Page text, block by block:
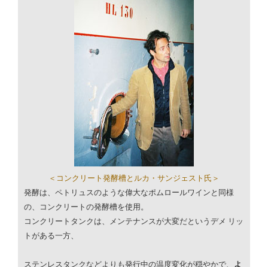
＜コンクリート発酵槽とルカ・サンジェスト氏＞
発酵は、ペトリュスのような偉大なポムロールワインと同様
の、コンクリートの発酵槽を使用。
コンクリートタンクは、メンテナンスが大変だというデメ リッ
トがある一方、
ステンレスタンクなどよりも発行中の温度変化が穏やかで、 よ